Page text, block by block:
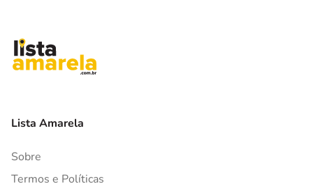
Lista Amarela
Sobre
Termos e Políticas